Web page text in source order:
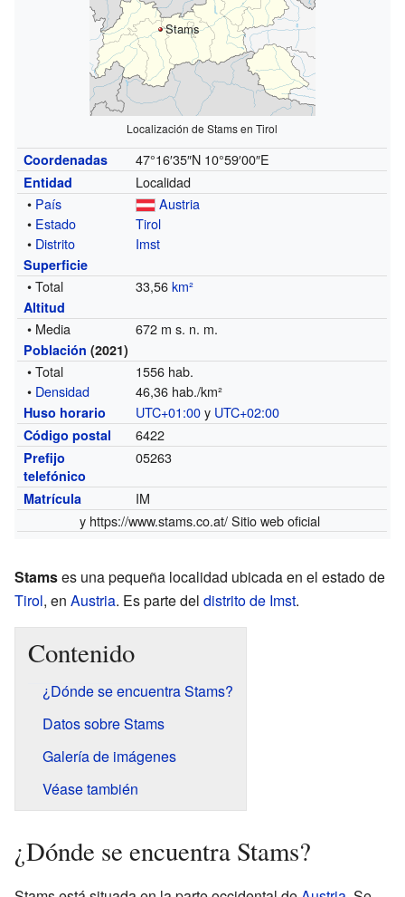
Stams
Localización de Stams en Tirol
Coordenadas 47°16′35″N 10°59′00″E
Entidad
Localidad
• País
Austria
• Estado
Tirol
• Distrito Imst
Superficie
• Total 33,56km²
Altitud
• Media 672 m s. n. m.
Población (2021)
• Total
1556 hab.
• Densidad 46,36 hab./km²
Huso horario UTC+01:00y UTC+02:00
Código postal 6422
Prefijo
telefónico
05263
Matrícula
IM
y https://www.stams.co.at/Sitio web oficial
Stamses una pequeña localidad ubicada en el estado de
Tirol, en Austria. Es parte del distrito de Imst.
Contenido
¿Dónde se encuentra Stams?
Datos sobre Stams
Galería de imágenes
Véase también
¿Dónde se encuentra Stams?